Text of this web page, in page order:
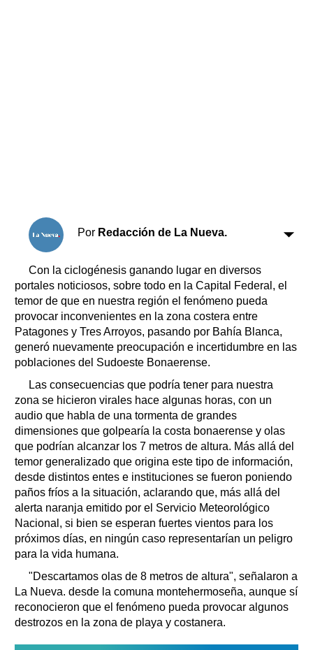
Por Redacción de La Nueva.
Con la ciclogénesis ganando lugar en diversos
portales noticiosos, sobre todo en la Capital Federal, el
temor de que en nuestra región el fenómeno pueda
provocar inconvenientes en la zona costera entre
Patagones y Tres Arroyos, pasando por Bahía Blanca,
generó nuevamente preocupación e incertidumbre en las
poblaciones del Sudoeste Bonaerense.
Las consecuencias que podría tener para nuestra
zona se hicieron virales hace algunas horas, con un
audio que habla de una tormenta de grandes
dimensiones que golpearía la costa bonaerense y olas
que podrían alcanzar los 7 metros de altura. Más allá del
temor generalizado que origina este tipo de información,
desde distintos entes e instituciones se fueron poniendo
paños fríos a la situación, aclarando que, más allá del
alerta naranja emitido por el Servicio Meteorológico
Nacional, si bien se esperan fuertes vientos para los
próximos días, en ningún caso representarían un peligro
para la vida humana.
"Descartamos olas de 8 metros de altura", señalaron a
La Nueva. desde la comuna montehermoseña, aunque sí
reconocieron que el fenómeno pueda provocar algunos
destrozos en la zona de playa y costanera.